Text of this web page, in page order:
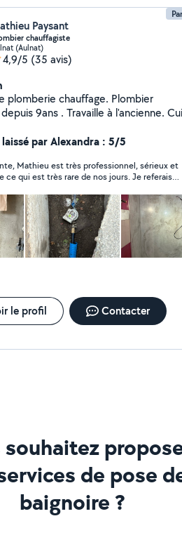
Paysant
chauffagiste
(Aulnat)
4,9/5 (35 avis)
chauffage. Plombier
9ans . Travaille à l'ancienne.
par Alexandra : 5/5
Mathieu est très professionnel, sérieux et
ce qui est très rare de nos jours. Je referais
le profil Contacter
souhaitez
de pose
baignoire ?